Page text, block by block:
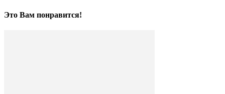
Это Вам понравится!